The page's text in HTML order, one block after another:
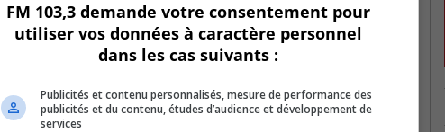
FM 103,3 demande votre consentement pour
utiliser vos données à caractère personnel
dans les cas suivants :
Publicités et contenu personnalisés, mesure de performance des
publicités et du contenu, études d’audience et développement de
services